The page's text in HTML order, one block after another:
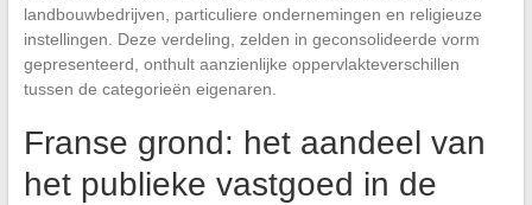
landbouwbedrijven, particuliere ondernemingen en religieuze
instellingen. Deze verdeling, zelden in geconsolideerde vorm
gepresenteerd, onthult aanzienlijke oppervlakteverschillen
tussen de categorieën eigenaren.
Franse grond: het aandeel van
het publieke vastgoed in de